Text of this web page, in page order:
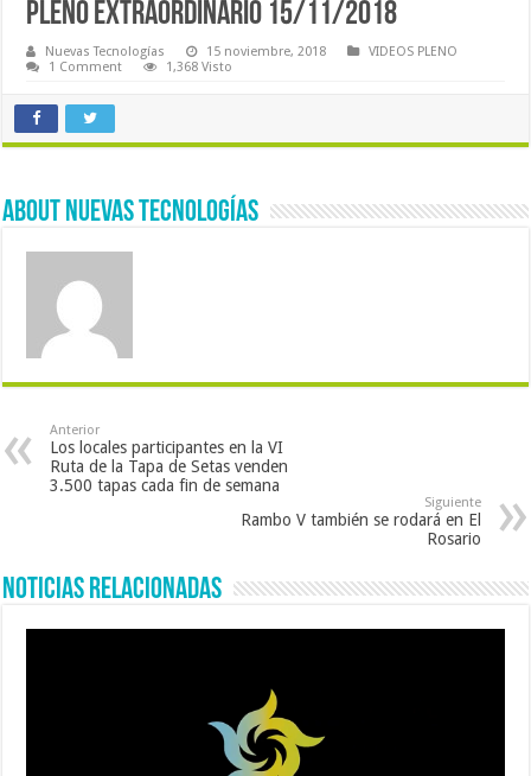
PLENO EXTRAORDINARIO 15/11/2018
Nuevas Tecnologías 15 noviembre, 2018
VIDEOS PLENO
1 Comment
1,368 Visto
About Nuevas Tecnologías
Anterior
Los locales participantes en la VI
Ruta de la Tapa de Setas venden
3.500 tapas cada fin de semana
Siguiente
Rambo V también se rodará en El
Rosario
Noticias Relacionadas